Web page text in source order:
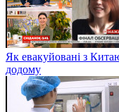
Як евакуйовані з
додому